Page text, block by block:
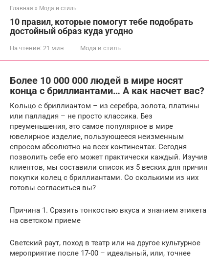
Главная » Мода и стиль
10 правил, которые помогут тебе подобрать
достойный образ куда угодно
На чтение: 21 мин Мода и стиль
Более 10 000 000 людей в мире носят
конца с бриллиантами… А как насчет вас?
Кольцо с бриллиантом – из серебра, золота, платины
или палладия – не просто классика. Без
преуменьшения, это самое популярное в мире
ювелирное изделие, пользующееся неизменным
спросом абсолютно на всех континентах. Сегодня
позволить себе его может практически каждый. Изучив
клиентов, мы составили список из 5 веских для причин
покупки колец с бриллиантами. Со сколькими из них
готовы согласиться вы?
Причина 1. Сразить тонкостью вкуса и знанием этикета
на светском приеме
Светский раут, поход в театр или на другое культурное
мероприятие после 17-00 – идеальный, или, точнее